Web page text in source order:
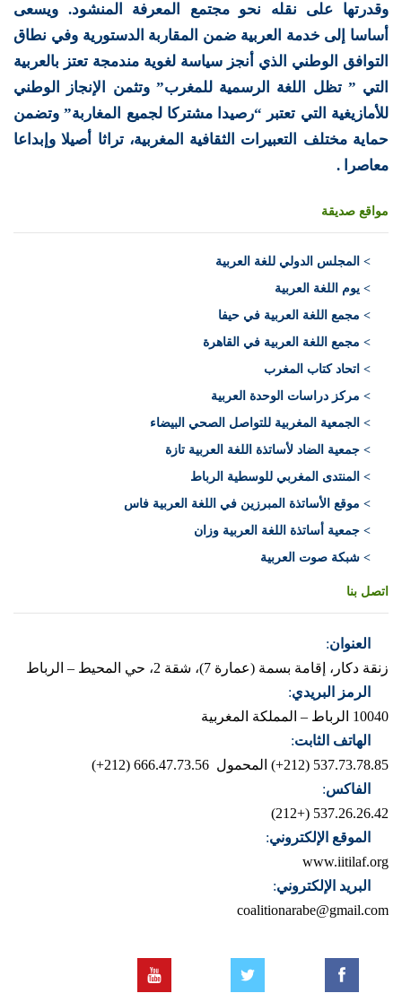
وقدرتها على نقله نحو مجتمع المعرفة المنشود. ويسعى
أساسا إلى خدمة العربية ضمن المقاربة الدستورية وفي نطاق
التوافق الوطني الذي أنجز سياسة لغوية مندمجة تعتز بالعربية
التي ” تظل اللغة الرسمية للمغرب” وتثمن الإنجاز الوطني
للأمازيغية التي تعتبر “رصيدا مشتركا لجميع المغاربة” وتضمن
حماية مختلف التعبيرات الثقافية المغربية، تراثا أصيلا وإبداعا
معاصرا .
مواقع صديقة
> المجلس الدولي للغة العربية
> يوم اللغة العربية
> مجمع اللغة العربية في حيفا
> مجمع اللغة العربية في القاهرة
> اتحاد كتاب المغرب
> مركز دراسات الوحدة العربية
> الجمعية المغربية للتواصل الصحي البيضاء
> جمعية الضاد لأساتذة اللغة العربية تازة
> المنتدى المغربي للوسطية الرباط
> موقع الأساتذة المبرزين في اللغة العربية فاس
> جمعية أساتذة اللغة العربية وزان
> شبكة صوت العربية
اتصل بنا
العنوان:
زنقة دكار، إقامة بسمة (عمارة 7)، شقة 2، حي المحيط – الرباط
الرمز البريدي:
10040 الرباط – المملكة المغربية
الهاتف الثابت:
537.73.78.85 (212+)
المحمول 666.47.73.56 (212+)
الفاكس:
537.26.26.42 (+212)
الموقع الإلكتروني:
www.iitilaf.org
البريد الإلكتروني:
coalitionarabe@gmail.com